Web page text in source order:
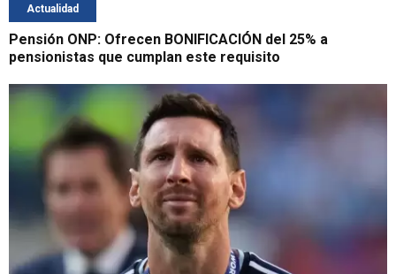
Actualidad
Pensión ONP: Ofrecen BONIFICACIÓN del 25% a
pensionistas que cumplan este requisito